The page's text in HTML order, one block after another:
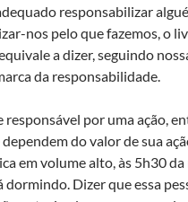
responsabilizar
nos pelo que fazemos, o
a dizer, seguindo
da responsabilidade.
responsável por uma ação,
do valor de sua
em volume alto, às 5h30
dormindo. Dizer que essa